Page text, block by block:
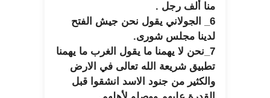
منا ألف رجل .
6_ الجولاني يقول نحن جيش الفتح
لدينا مجلس شورى.
7_نحن لا يهمنا ما يقول الغرب ما يهمنا
تطبيق شريعة الله تعالى في الارض
والكثير من جنود الاسد انشقوا قبل